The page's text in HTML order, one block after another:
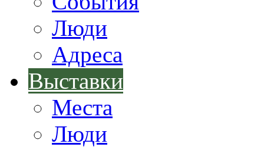
Люди
Адреса
Выставки
Места
Люди